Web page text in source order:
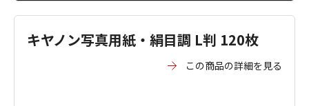
キヤノン写真用紙・絹目調 L判 120枚
この商品の詳細を見る